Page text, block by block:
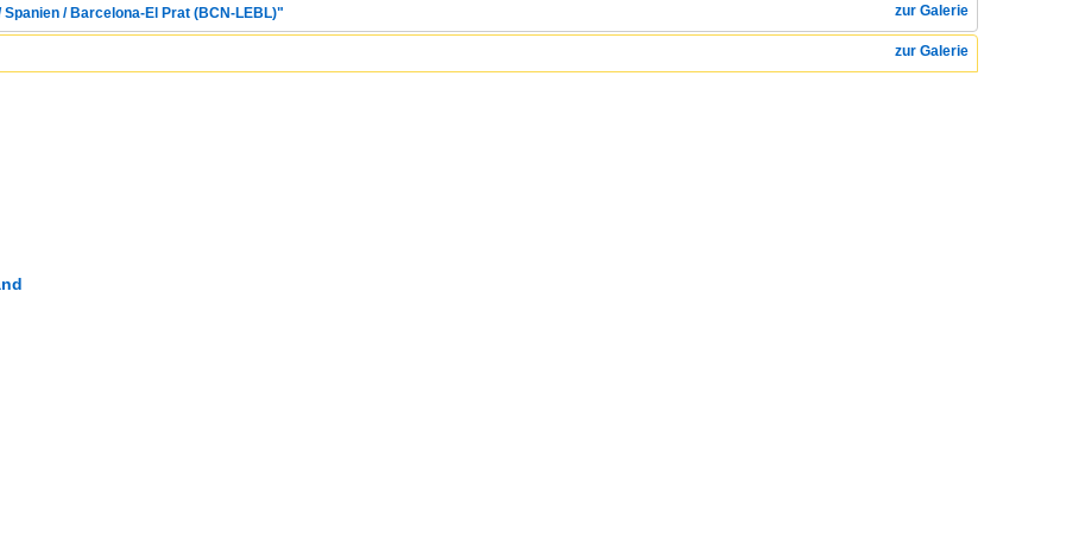
zur Galerie
/ Barcelona-El Prat (BCN-LEBL)"
zur Galerie